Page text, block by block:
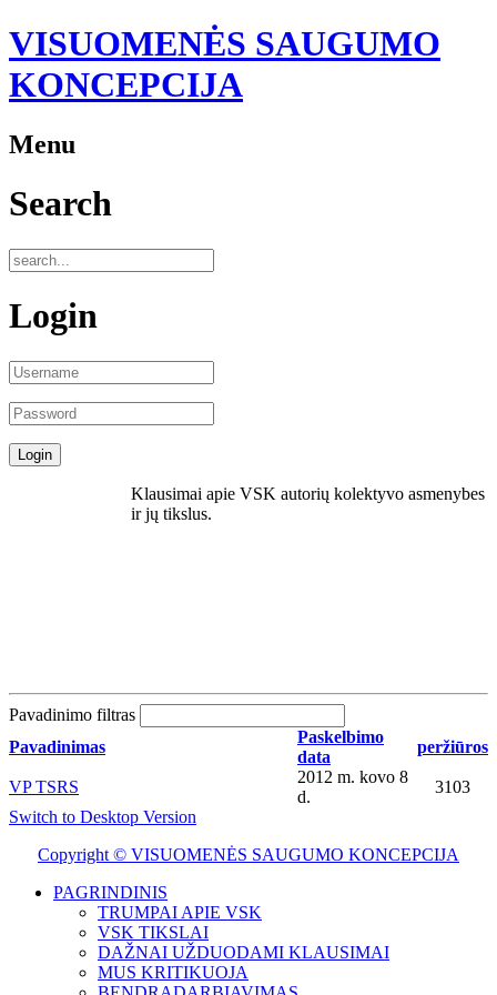
VISUOMENĖS SAUGUMO
KONCEPCIJA
Menu
Search
Login
Klausimai apie VSK autorių kolektyvo asmenybes
ir jų tikslus.
Pavadinimo filtras
Pavadinimas
Paskelbimo
data
peržiūros
VP TSRS
2012 m. kovo 8
d.
3103
Switch to Desktop Version
Copyright © VISUOMENĖS SAUGUMO KONCEPCIJA
PAGRINDINIS
TRUMPAI APIE VSK
VSK TIKSLAI
DAŽNAI UŽDUODAMI KLAUSIMAI
MUS KRITIKUOJA